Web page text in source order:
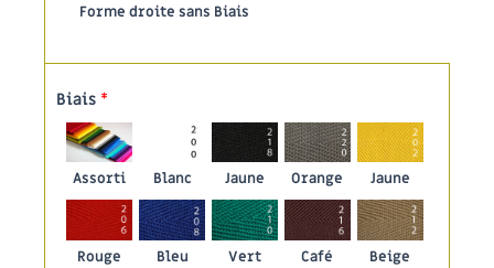
Forme droite sans Biais
Biais *
Assorti Blanc Jaune Orange Jaune
Rouge Bleu Vert Café Beige